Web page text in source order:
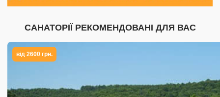
САНАТОРІЇ РЕКОМЕНДОВАНІ ДЛЯ ВАС
від 2600 грн.